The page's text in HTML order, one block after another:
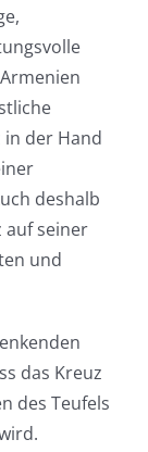
der Hand
deshalb
auf seiner
und
das Kreuz
des Teufels